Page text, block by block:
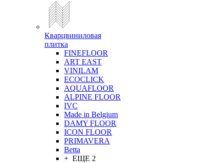
Кварцвиниловая
плитка
FINEFLOOR
ART EAST
VINILAM
ECOCLICK
AQUAFLOOR
ALPINE FLOOR
IVC
Made in Belgium
DAMY FLOOR
ICON FLOOR
PRIMAVERA
Betta
+ ЕЩЕ 2